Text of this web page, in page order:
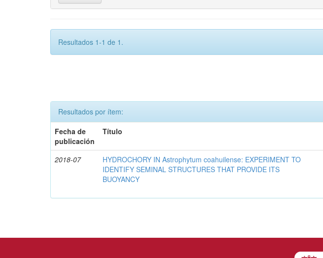
Resultados 1-1 de 1.
Resultados por ítem:
Fecha de
publicación
Título
2018-07
HYDROCHORY IN Astrophytum coahuilense: EXPERIMENT TO
IDENTIFY SEMINAL STRUCTURES THAT PROVIDE ITS
BUOYANCY